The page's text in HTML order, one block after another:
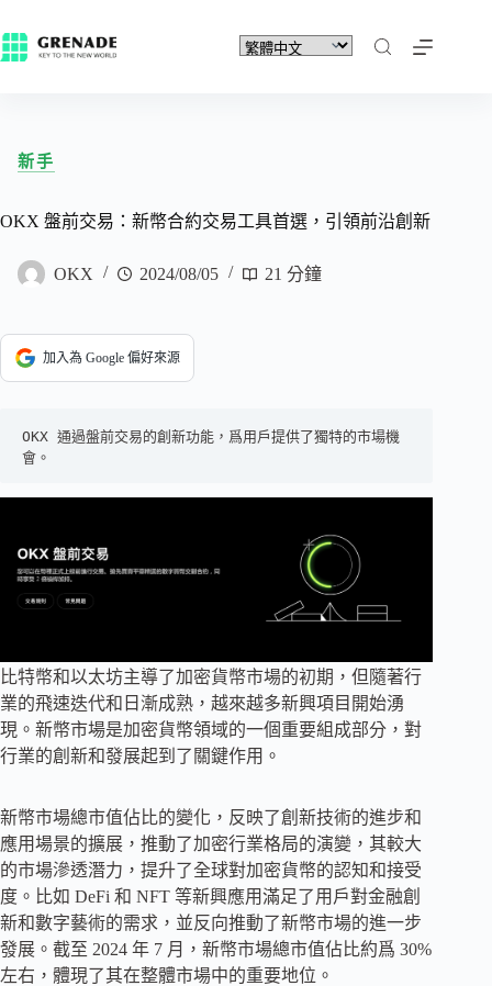
新手
OKX 盤前交易：新幣合約交易工具首選，引領前沿創新
OKX 2024/08/05 21 分鐘
加入為 Google 偏好來源
OKX 通過盤前交易的創新功能，爲用戶提供了獨特的市場機
會。
比特幣和以太坊主導了加密貨幣市場的初期，但隨著行
業的飛速迭代和日漸成熟，越來越多新興項目開始湧
現。新幣市場是加密貨幣領域的一個重要組成部分，對
行業的創新和發展起到了關鍵作用。
新幣市場總市值佔比的變化，反映了創新技術的進步和
應用場景的擴展，推動了加密行業格局的演變，其較大
的市場滲透潛力，提升了全球對加密貨幣的認知和接受
度。比如 DeFi 和 NFT 等新興應用滿足了用戶對金融創
新和數字藝術的需求，並反向推動了新幣市場的進一步
發展。截至 2024 年 7 月，新幣市場總市值佔比約爲 30%
左右，體現了其在整體市場中的重要地位。